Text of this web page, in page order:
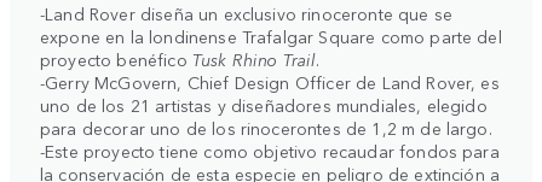
-Land Rover diseña un exclusivo rinoceronte que se
expone en la londinense Trafalgar Square como parte del
proyecto benéfico Tusk Rhino Trail.
-Gerry McGovern, Chief Design Officer de Land Rover, es
uno de los 21 artistas y diseñadores mundiales, elegido
para decorar uno de los rinocerontes de 1,2 m de largo.
-Este proyecto tiene como objetivo recaudar fondos para
la conservación de esta especie en peligro de extinción a